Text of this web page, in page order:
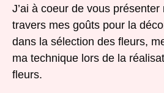
J’ai à coeur de vous
travers mes goûts pour la
dans la sélection des fleurs,
ma technique lors de la
fleurs.